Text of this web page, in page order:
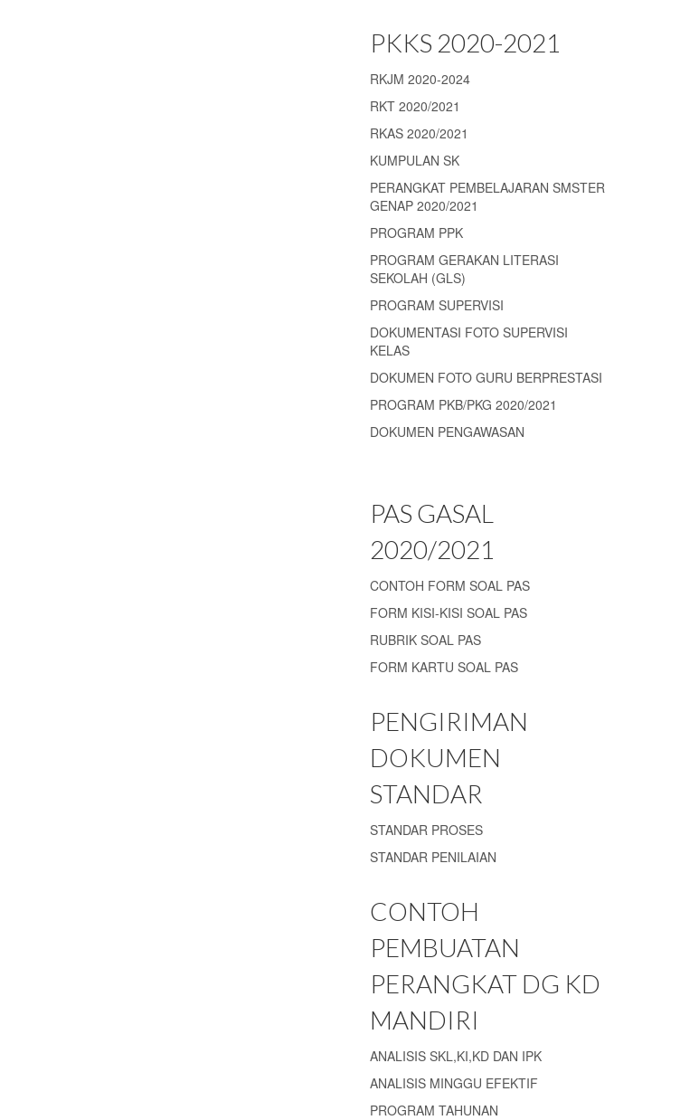
PKKS 2020-2021
RKJM 2020-2024
RKT 2020/2021
RKAS 2020/2021
KUMPULAN SK
PERANGKAT PEMBELAJARAN SMSTER
GENAP 2020/2021
PROGRAM PPK
PROGRAM GERAKAN LITERASI
SEKOLAH (GLS)
PROGRAM SUPERVISI
DOKUMENTASI FOTO SUPERVISI
KELAS
DOKUMEN FOTO GURU BERPRESTASI
PROGRAM PKB/PKG 2020/2021
DOKUMEN PENGAWASAN
PAS GASAL
2020/2021
CONTOH FORM SOAL PAS
FORM KISI-KISI SOAL PAS
RUBRIK SOAL PAS
FORM KARTU SOAL PAS
PENGIRIMAN
DOKUMEN
STANDAR
STANDAR PROSES
STANDAR PENILAIAN
CONTOH
PEMBUATAN
PERANGKAT DG KD
MANDIRI
ANALISIS SKL,KI,KD DAN IPK
ANALISIS MINGGU EFEKTIF
PROGRAM TAHUNAN